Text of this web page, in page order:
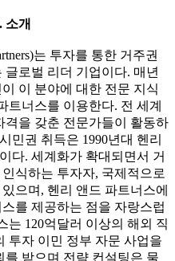
소개
는 투자를 통한 거주권
로벌 리더 기업이다. 매년
이 분야에 대한 전문 지식
트너스를 이용한다. 전 세계
격을 갖춘 전문가들이 활동하
민권 취득은 1990년대 헨리
다. 세계화가 확대되면서 거
식하는 투자자, 국제적으로
으며, 헨리 앤드 파트너스에
를 제공하는 점을 자랑스럽
는 120억달러 이상의 해외 직
투자 이민 정부 자문 사업을
받으며 전략 컨설팅은 물